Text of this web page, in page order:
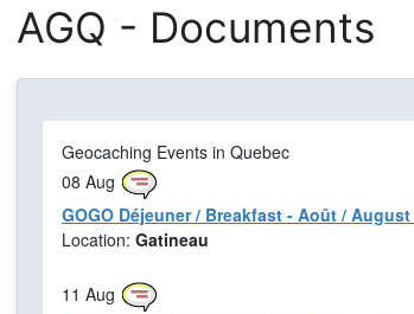
AGQ - Documents
Geocaching Events in Quebec
08 Aug
GOGO Déjeuner / Breakfast - Août / August
Location: Gatineau
11 Aug